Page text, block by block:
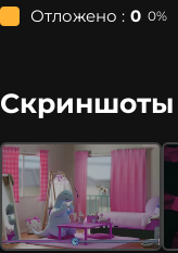
Отложено : 0 0%
Скриншоты